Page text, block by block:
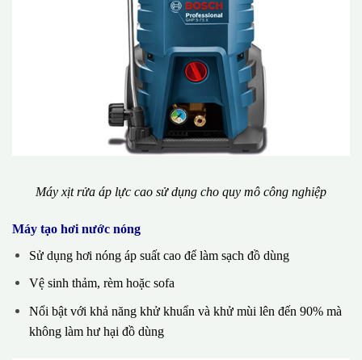
Máy xịt rửa áp lực cao sử dụng cho quy mô công nghiệp
Máy tạo hơi nước nóng
Sử dụng hơi nóng áp suất cao để làm sạch đồ dùng
Vệ sinh thảm, rèm hoặc sofa
Nổi bật với khả năng khử khuẩn và khử mùi lên đến 90% mà
không làm hư hại đồ dùng